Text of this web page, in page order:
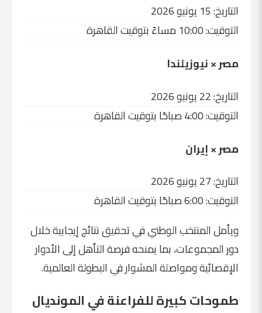
التاريخ: 15 يونيو 2026
التوقيت: 10:00 مساءً بتوقيت القاهرة
مصر × نيوزيلندا
التاريخ: 22 يونيو 2026
التوقيت: 4:00 صباحًا بتوقيت القاهرة
مصر × إيران
التاريخ: 27 يونيو 2026
التوقيت: 6:00 صباحًا بتوقيت القاهرة
ويأمل المنتخب الوطني في تحقيق نتائج إيجابية خلال
دور المجموعات، بما يمنحه فرصة التأهل إلى الأدوار
الإقصائية ومواصلة المشوار في البطولة العالمية.
طموحات كبيرة للفراعنة في المونديال